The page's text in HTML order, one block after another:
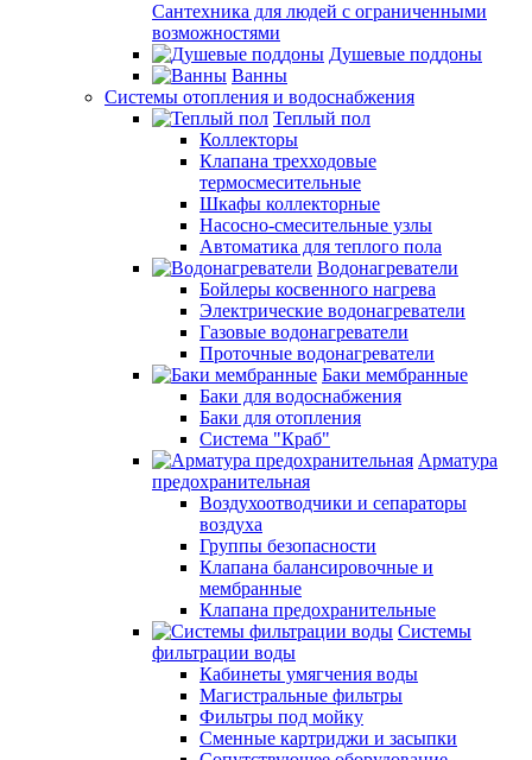
Сантехника для людей с ограниченными
возможностями
Душевые поддоны
Ванны
Системы отопления и водоснабжения
Теплый пол
Коллекторы
Клапана трехходовые
термосмесительные
Шкафы коллекторные
Насосно-смесительные узлы
Автоматика для теплого пола
Водонагреватели
Бойлеры косвенного нагрева
Электрические водонагреватели
Газовые водонагреватели
Проточные водонагреватели
Баки мембранные
Баки для водоснабжения
Баки для отопления
Система "Краб"
Арматура
предохранительная
Воздухоотводчики и сепараторы
воздуха
Группы безопасности
Клапана балансировочные и
мембранные
Клапана предохранительные
Системы
фильтрации воды
Кабинеты умягчения воды
Магистральные фильтры
Фильтры под мойку
Сменные картриджи и засыпки